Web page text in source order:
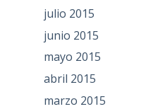
julio 2015
junio 2015
mayo 2015
abril 2015
marzo 2015